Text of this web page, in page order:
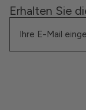
Erhalten Sie